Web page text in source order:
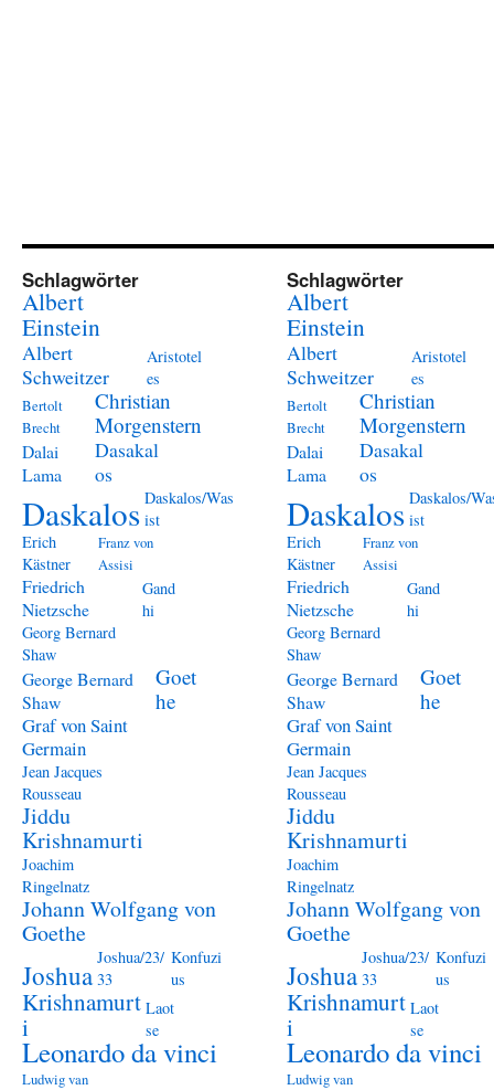
Schlagwörter
Albert
Einstein
Albert
Schweitzer
Aristotel
es
Bertolt
Brecht
Christian
Morgenstern
Dalai
Lama
Dasakal
os
Daskalos Daskalos/Was
ist
Erich
Kästner
Franz von
Assisi
Friedrich
Nietzsche
Gand
hi
Georg Bernard
Shaw
George Bernard
Shaw
Goet
he
Graf von Saint
Germain
Jean Jacques
Rousseau
Jiddu
Krishnamurti
Joachim
Ringelnatz
Johann Wolfgang von
Goethe
Joshua
Joshua/23/
33
Konfuzi
us
Krishnamurt
i
Laot
se
Leonardo da vinci
Ludwig van
Schlagwörter
Albert
Einstein
Albert
Schweitzer
Aristotel
es
Bertolt
Brecht
Christian
Morgenstern
Dalai
Lama
Dasakal
os
Daskalos Daskalos/
ist
Erich
Kästner
Franz von
Assisi
Friedrich
Nietzsche
Gand
hi
Georg Bernard
Shaw
George Bernard
Shaw
Goet
he
Graf von Saint
Germain
Jean Jacques
Rousseau
Jiddu
Krishnamurti
Joachim
Ringelnatz
Johann Wolfgang von
Goethe
Joshua
Joshua/23/
33
Konfuzi
us
Krishnamurt
i
Laot
se
Leonardo da vinci
Ludwig van